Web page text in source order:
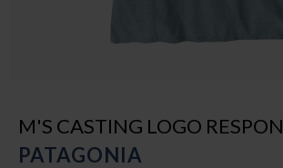
M'S CASTING LOGO
PATAGONIA